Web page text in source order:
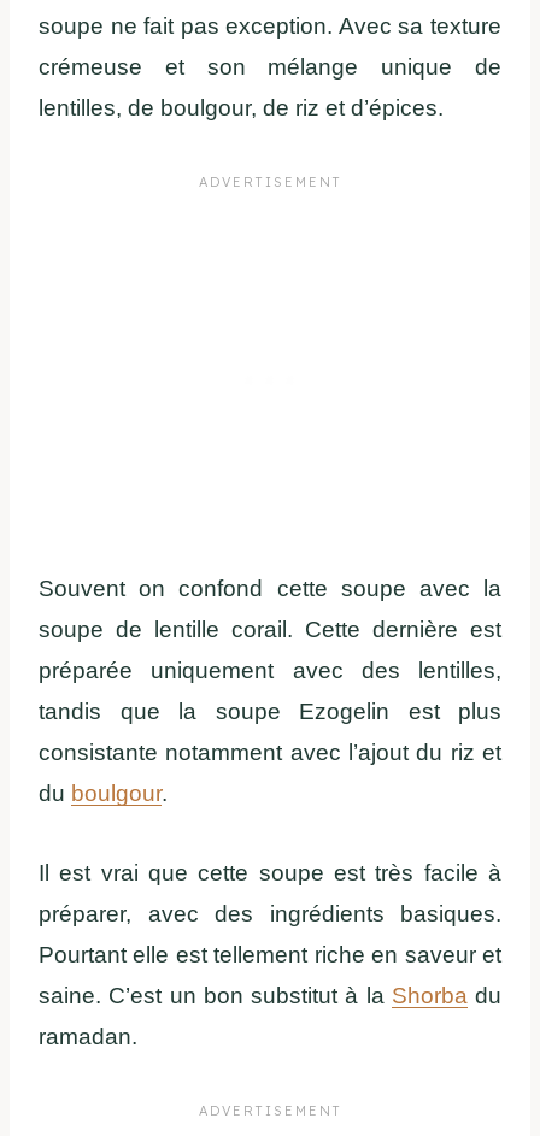
soupe ne fait pas exception. Avec sa texture
crémeuse et son mélange unique de
lentilles, de boulgour, de riz et d’épices.
Souvent on confond cette soupe avec la
soupe de lentille corail. Cette dernière est
préparée uniquement avec des lentilles,
tandis que la soupe Ezogelin est plus
consistante notamment avec l’ajout du riz et
du boulgour.
Il est vrai que cette soupe est très facile à
préparer, avec des ingrédients basiques.
Pourtant elle est tellement riche en saveur et
saine. C’est un bon substitut à la Shorba du
ramadan.